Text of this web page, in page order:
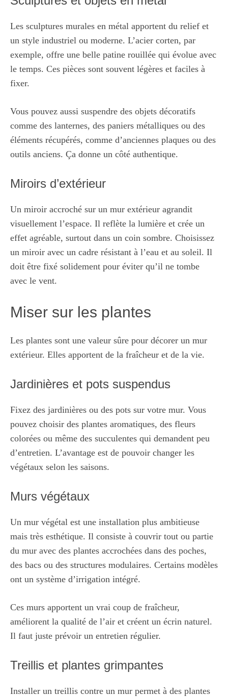
Les sculptures murales en métal apportent du relief et
un style industriel ou moderne. L’acier corten, par
exemple, offre une belle patine rouillée qui évolue avec
le temps. Ces pièces sont souvent légères et faciles à
fixer.
Vous pouvez aussi suspendre des objets décoratifs
comme des lanternes, des paniers métalliques ou des
éléments récupérés, comme d’anciennes plaques ou des
outils anciens. Ça donne un côté authentique.
Miroirs d’extérieur
Un miroir accroché sur un mur extérieur agrandit
visuellement l’espace. Il reflète la lumière et crée un
effet agréable, surtout dans un coin sombre. Choisissez
un miroir avec un cadre résistant à l’eau et au soleil. Il
doit être fixé solidement pour éviter qu’il ne tombe
avec le vent.
Miser sur les plantes
Les plantes sont une valeur sûre pour décorer un mur
extérieur. Elles apportent de la fraîcheur et de la vie.
Jardinières et pots suspendus
Fixez des jardinières ou des pots sur votre mur. Vous
pouvez choisir des plantes aromatiques, des fleurs
colorées ou même des succulentes qui demandent peu
d’entretien. L’avantage est de pouvoir changer les
végétaux selon les saisons.
Murs végétaux
Un mur végétal est une installation plus ambitieuse
mais très esthétique. Il consiste à couvrir tout ou partie
du mur avec des plantes accrochées dans des poches,
des bacs ou des structures modulaires. Certains modèles
ont un système d’irrigation intégré.
Ces murs apportent un vrai coup de fraîcheur,
améliorent la qualité de l’air et créent un écrin naturel.
Il faut juste prévoir un entretien régulier.
Treillis et plantes grimpantes
Installer un treillis contre un mur permet à des plantes